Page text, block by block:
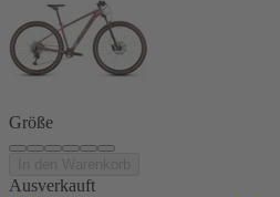
Größe
Ausverkauft